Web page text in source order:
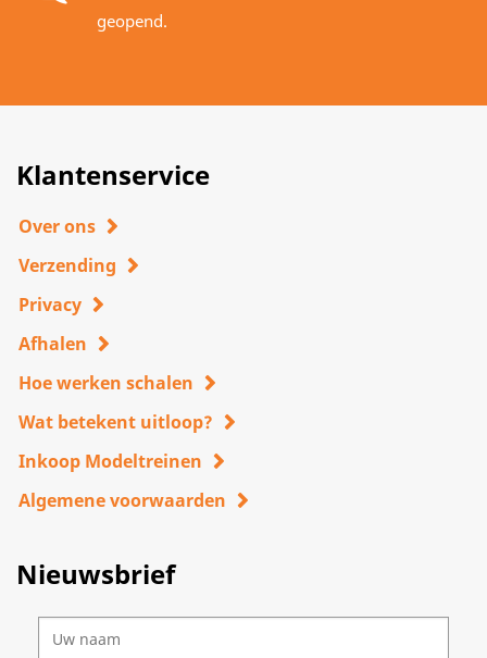
geopend.
Klantenservice
Over ons
Verzending
Privacy
Afhalen
Hoe werken schalen
Wat betekent uitloop?
Inkoop Modeltreinen
Algemene voorwaarden
Nieuwsbrief